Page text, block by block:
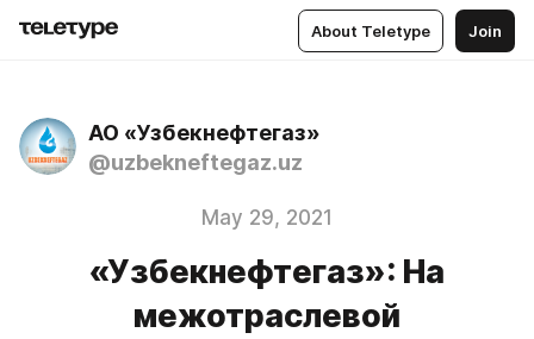
About Teletype Join
АО «Узбекнефтегаз»
@uzbekneftegaz.uz
May 29, 2021
«Узбекнефтегаз»: На
межотраслевой